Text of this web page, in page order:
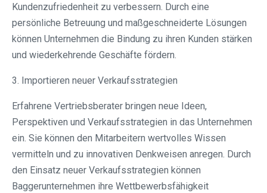
Kundenzufriedenheit zu verbessern. Durch eine
persönliche Betreuung und maßgeschneiderte Lösungen
können Unternehmen die Bindung zu ihren Kunden stärken
und wiederkehrende Geschäfte fördern.
3. Importieren neuer Verkaufsstrategien
Erfahrene Vertriebsberater bringen neue Ideen,
Perspektiven und Verkaufsstrategien in das Unternehmen
ein. Sie können den Mitarbeitern wertvolles Wissen
vermitteln und zu innovativen Denkweisen anregen. Durch
den Einsatz neuer Verkaufsstrategien können
Baggerunternehmen ihre Wettbewerbsfähigkeit